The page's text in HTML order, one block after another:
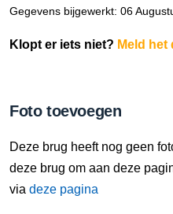
Gegevens bijgewerkt: 06
Klopt er iets niet? Meld het
Foto toevoegen
Deze brug heeft nog geen
deze brug om aan deze
via deze pagina